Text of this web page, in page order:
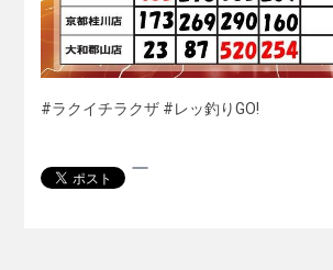
#ラクイチラクザ #レッ釣りGO!